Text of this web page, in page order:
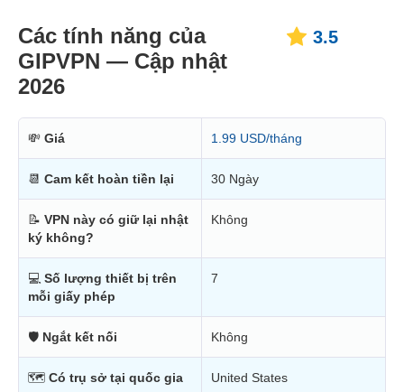
Các tính năng của
GIPVPN — Cập nhật
2026
3.5
💸 Giá 1.99 USD/tháng
📆 Cam kết hoàn tiền lại 30 Ngày
📝 VPN này có giữ lại nhật
ký không?
Không
💻 Số lượng thiết bị trên
mỗi giấy phép
7
🛡 Ngắt kết nối Không
🗺 Có trụ sở tại quốc gia United States